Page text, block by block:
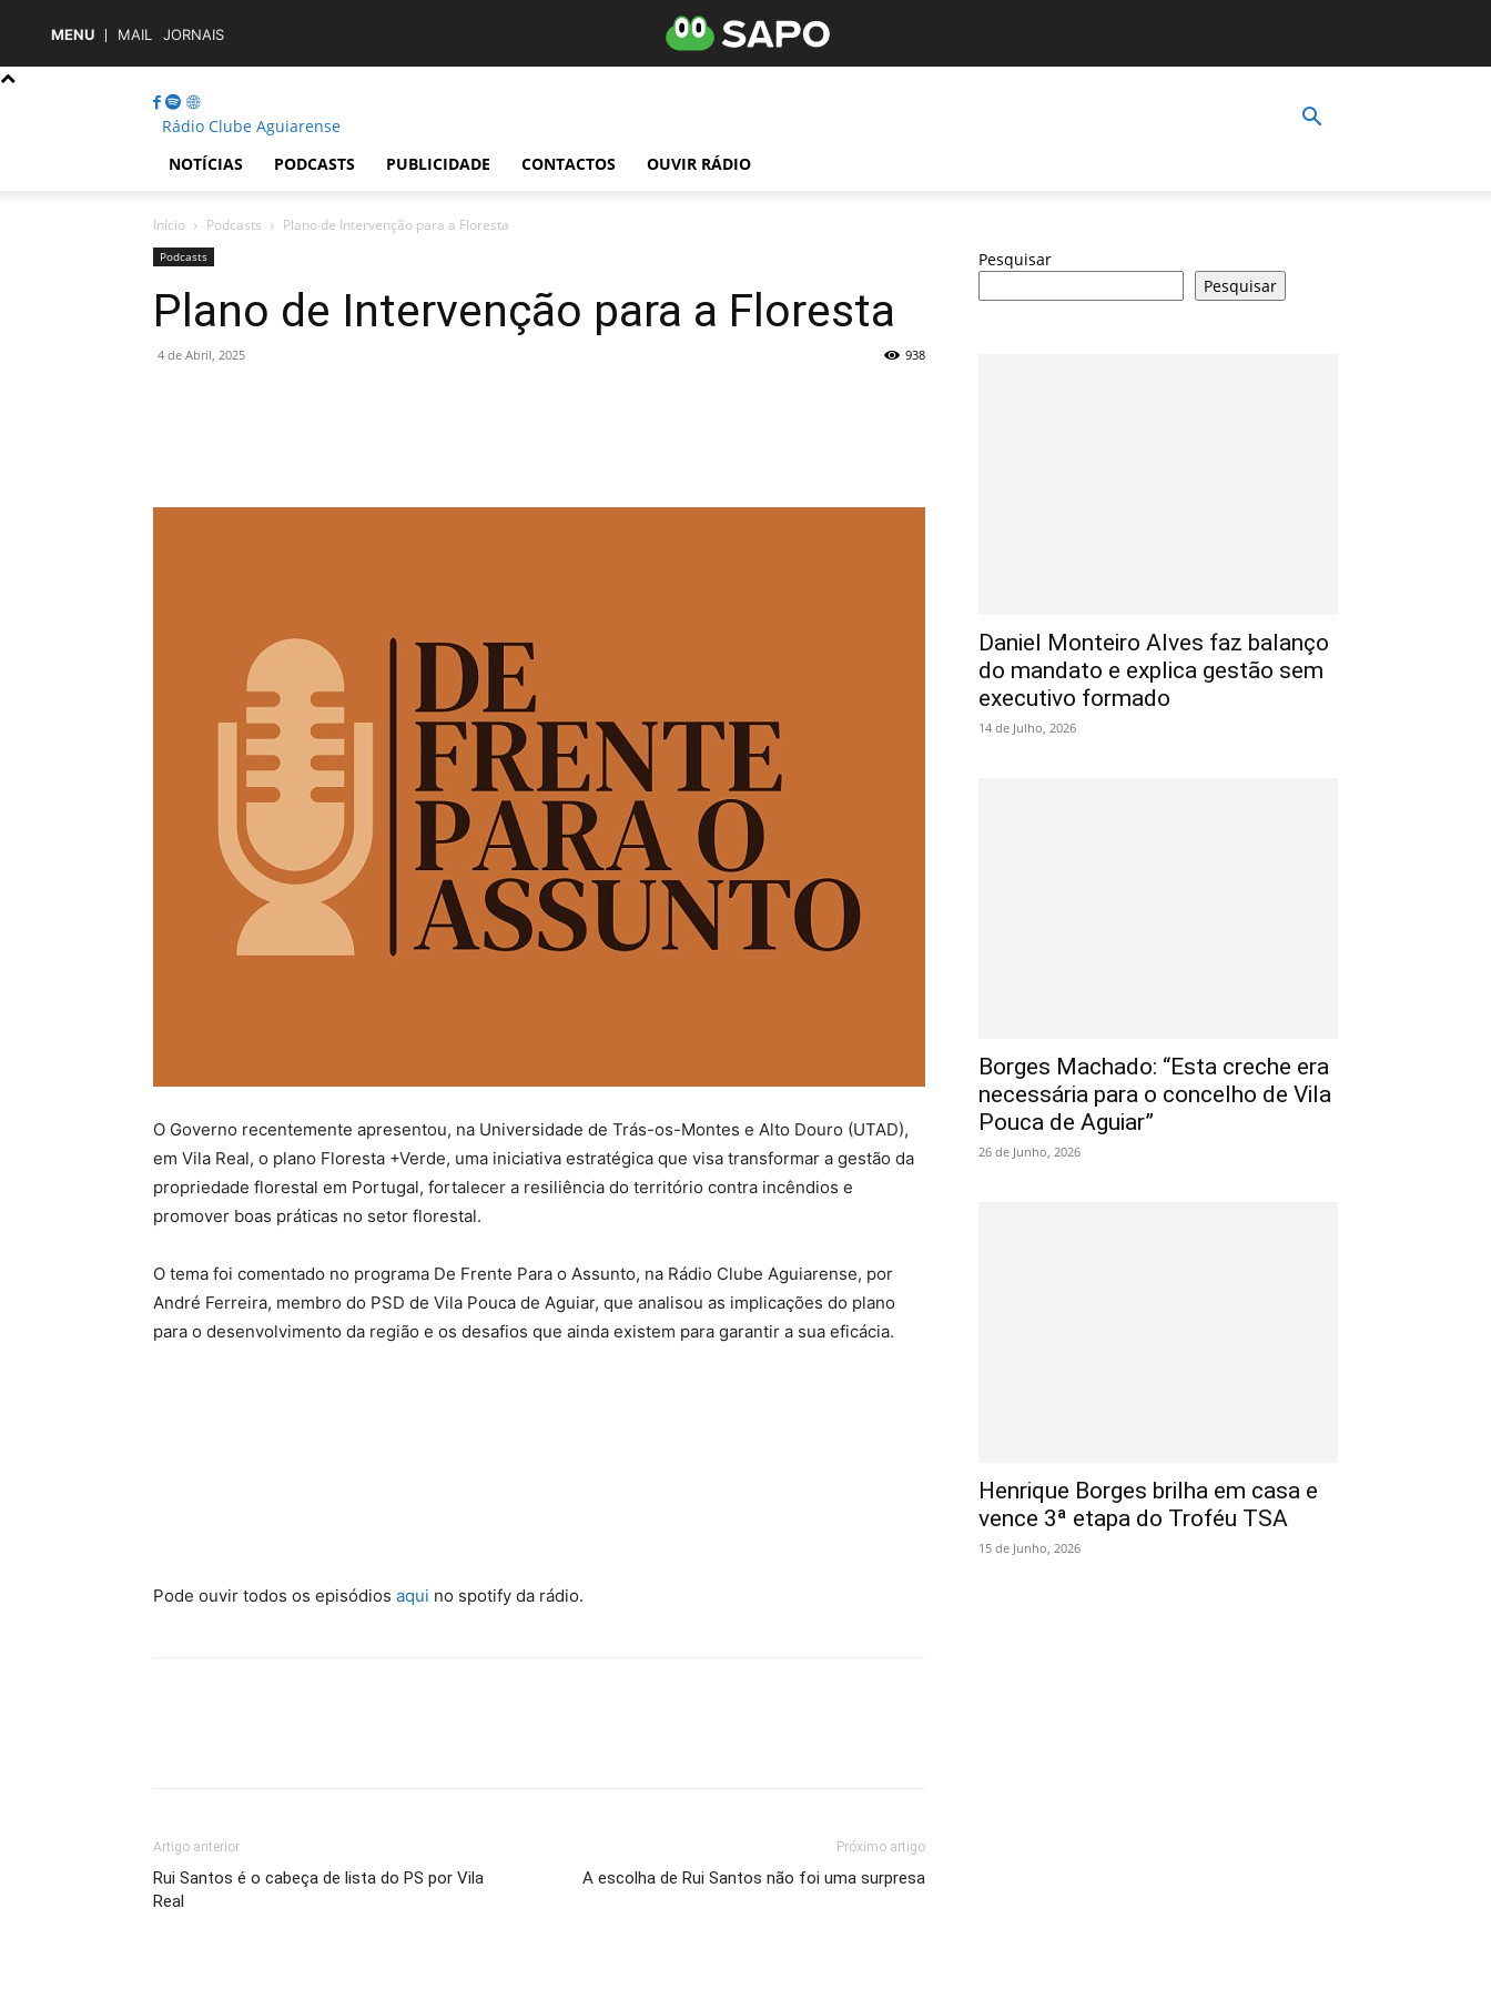
MENU MAIL JORNAIS
Rádio Clube Aguiarense
NOTÍCIAS
PODCASTS PUBLICIDADE CONTACTOS OUVIR RÁDIO
Início Podcasts Plano de Intervenção para a Floresta
Podcasts
Plano de Intervenção para a Floresta
4 de Abril, 2025 938
O Governo recentemente apresentou, na Universidade de Trás-os-Montes e Alto Douro (UTAD),
em Vila Real, o plano Floresta +Verde, uma iniciativa estratégica que visa transformar a gestão da
propriedade florestal em Portugal, fortalecer a resiliência do território contra incêndios e
promover boas práticas no setor florestal.
O tema foi comentado no programa De Frente Para o Assunto, na Rádio Clube Aguiarense, por
André Ferreira, membro do PSD de Vila Pouca de Aguiar, que analisou as implicações do plano
para o desenvolvimento da região e os desafios que ainda existem para garantir a sua eficácia.
Pode ouvir todos os episódios aqui no spotify da rádio.
Artigo anterior
Rui Santos é o cabeça de lista do PS por Vila
Real
Próximo artigo
A escolha de Rui Santos não foi uma surpresa
Pesquisar
Pesquisar
Daniel Monteiro Alves faz balanço
do mandato e explica gestão sem
executivo formado
14 de Julho, 2026
Borges Machado: “Esta creche era
necessária para o concelho de Vila
Pouca de Aguiar”
26 de Junho, 2026
Henrique Borges brilha em casa e
vence 3ª etapa do Troféu TSA
15 de Junho, 2026